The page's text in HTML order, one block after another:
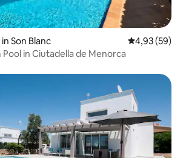
Son Blanc
4,93 (59)
in Ciutadella de Menorca